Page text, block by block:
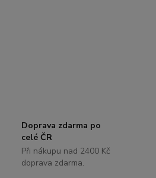
Doprava zdarma po
celé ČR
Při nákupu nad 2400 Kč
doprava zdarma.